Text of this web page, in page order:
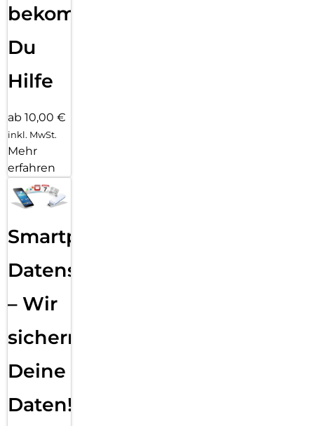
bekommst
Du
Hilfe
ab 10,00 €
inkl. MwSt.
Mehr
erfahren
Smartphone
Datensicherung
– Wir
sichern
Deine
Daten!